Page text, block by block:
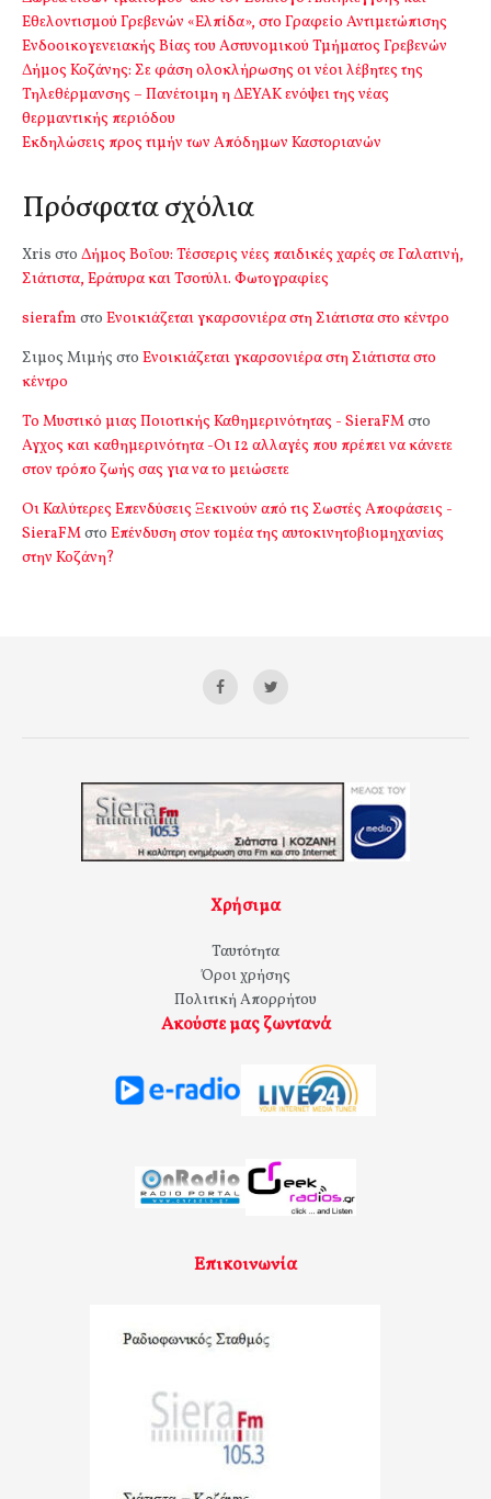
Εθελοντισμού Γρεβενών «Ελπίδα», στο Γραφείο Αντιμετώπισης
Ενδοοικογενειακής Βίας του Αστυνομικού Τμήματος Γρεβενών
Δήμος Κοζάνης: Σε φάση ολοκλήρωσης οι νέοι λέβητες της
Τηλεθέρμανσης – Πανέτοιμη η ΔΕΥΑΚ ενόψει της νέας
θερμαντικής περιόδου
Εκδηλώσεις προς τιμήν των Απόδημων Καστοριανών
Πρόσφατα σχόλια
Xris στο Δήμος Βοΐου: Τέσσερις νέες παιδικές χαρές σε Γαλατινή,
Σιάτιστα, Εράτυρα και Τσοτύλι. Φωτογραφίες
sierafm στο Ενοικιάζεται γκαρσονιέρα στη Σιάτιστα στο κέντρο
Σιμος Μιμής στο Ενοικιάζεται γκαρσονιέρα στη Σιάτιστα στο
κέντρο
Το Μυστικό μιας Ποιοτικής Καθημερινότητας - SieraFMστο
Αγχος και καθημερινότητα -Οι 12 αλλαγές που πρέπει να κάνετε
στον τρόπο ζωής σας για να το μειώσετε
Οι Καλύτερες Επενδύσεις Ξεκινούν από τις Σωστές Αποφάσεις -
SieraFMστο Επένδυση στον τομέα της αυτοκινητοβιομηχανίας
στην Κοζάνη?
Χρήσιμα
Ταυτότητα
Όροι χρήσης
Πολιτική Απορρήτου
Ακούστε μας ζωντανά
Επικοινωνία